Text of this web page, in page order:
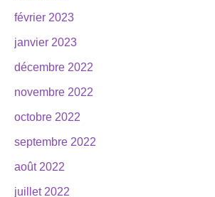
février 2023
janvier 2023
décembre 2022
novembre 2022
octobre 2022
septembre 2022
août 2022
juillet 2022